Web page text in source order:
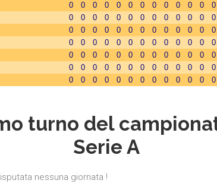
0 0 0 0 0 0 0 0 0 0 0 0 0
0 0 0 0 0 0 0 0 0 0 0 0 0
0 0 0 0 0 0 0 0 0 0 0 0 0
0 0 0 0 0 0 0 0 0 0 0 0 0
0 0 0 0 0 0 0 0 0 0 0 0 0
0 0 0 0 0 0 0 0 0 0 0 0 0
0 0 0 0 0 0 0 0 0 0 0 0 0
turno del
Serie A
nessuna giornata !